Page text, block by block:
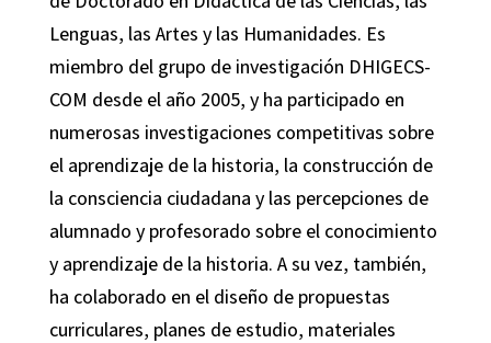
Lenguas, las Artes y las Humanidades. Es
miembro del grupo de investigación DHIGECS-
COM desde el año 2005, y ha participado en
numerosas investigaciones competitivas sobre
el aprendizaje de la historia, la construcción de
la consciencia ciudadana y las percepciones de
alumnado y profesorado sobre el conocimiento
y aprendizaje de la historia. A su vez, también,
ha colaborado en el diseño de propuestas
curriculares, planes de estudio, materiales